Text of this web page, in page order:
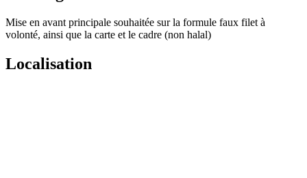
Mise en avant principale souhaitée sur la formule faux filet à
volonté, ainsi que la carte et le cadre (non halal)
Localisation